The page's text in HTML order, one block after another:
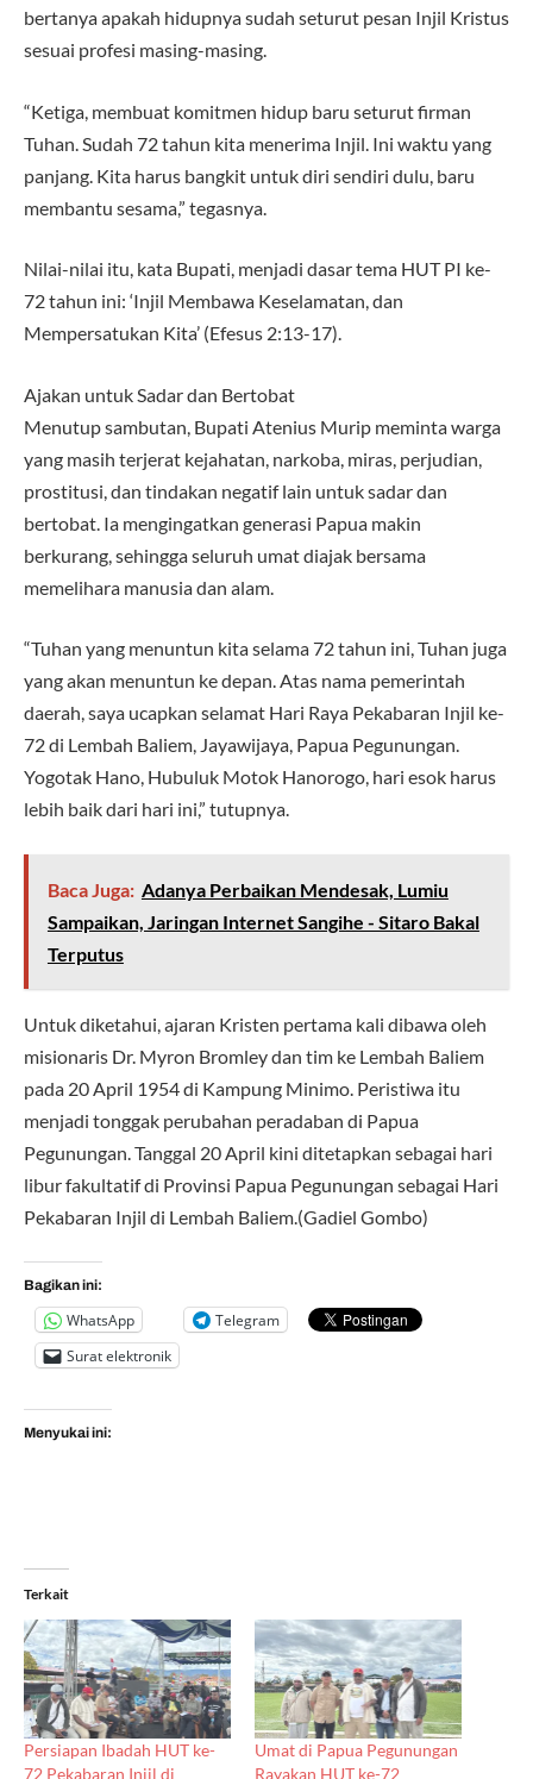
bertanya apakah hidupnya sudah seturut pesan Injil Kristus
sesuai profesi masing-masing.
“Ketiga, membuat komitmen hidup baru seturut firman
Tuhan. Sudah 72 tahun kita menerima Injil. Ini waktu yang
panjang. Kita harus bangkit untuk diri sendiri dulu, baru
membantu sesama,” tegasnya.
Nilai-nilai itu, kata Bupati, menjadi dasar tema HUT PI ke-
72 tahun ini: ‘Injil Membawa Keselamatan, dan
Mempersatukan Kita’ (Efesus 2:13-17).
Ajakan untuk Sadar dan Bertobat
Menutup sambutan, Bupati Atenius Murip meminta warga
yang masih terjerat kejahatan, narkoba, miras, perjudian,
prostitusi, dan tindakan negatif lain untuk sadar dan
bertobat. Ia mengingatkan generasi Papua makin
berkurang, sehingga seluruh umat diajak bersama
memelihara manusia dan alam.
“Tuhan yang menuntun kita selama 72 tahun ini, Tuhan juga
yang akan menuntun ke depan. Atas nama pemerintah
daerah, saya ucapkan selamat Hari Raya Pekabaran Injil ke-
72 di Lembah Baliem, Jayawijaya, Papua Pegunungan.
Yogotak Hano, Hubuluk Motok Hanorogo, hari esok harus
lebih baik dari hari ini,” tutupnya.
Baca Juga: Adanya Perbaikan Mendesak, Lumiu
Sampaikan, Jaringan Internet Sangihe - Sitaro Bakal
Terputus
Untuk diketahui, ajaran Kristen pertama kali dibawa oleh
misionaris Dr. Myron Bromley dan tim ke Lembah Baliem
pada 20 April 1954 di Kampung Minimo. Peristiwa itu
menjadi tonggak perubahan peradaban di Papua
Pegunungan. Tanggal 20 April kini ditetapkan sebagai hari
libur fakultatif di Provinsi Papua Pegunungan sebagai Hari
Pekabaran Injil di Lembah Baliem.(Gadiel Gombo)
Bagikan ini:
WhatsApp
Telegram
Surat elektronik
Menyukai ini:
Terkait
Persiapan Ibadah HUT ke-
72 Pekabaran Injil di
Umat di Papua Pegunungan
Rayakan HUT ke-72